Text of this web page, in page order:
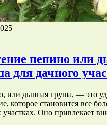
пепино или
для дачного
или дынная груша, — это
которое становится все
участках. Оно привлекает